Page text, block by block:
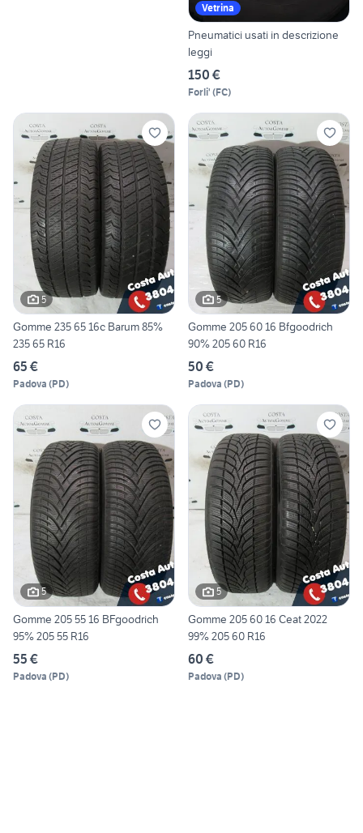
Vetrina
Pneumatici usati in descrizione
leggi
150 €
Forli' (FC)
5
Gomme 235 65 16c Barum 85%
235 65 R16
65 €
Padova (PD)
5
Gomme 205 60 16 Bfgoodrich
90% 205 60 R16
50 €
Padova (PD)
5
Gomme 205 55 16 BFgoodrich
95% 205 55 R16
55 €
Padova (PD)
5
Gomme 205 60 16 Ceat 2022
99% 205 60 R16
60 €
Padova (PD)